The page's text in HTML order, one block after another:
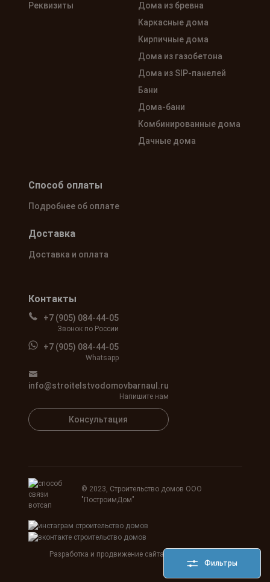
Фильтры
Реквизиты
Дома из бревна
Каркасные дома
Кирпичные дома
Дома из газобетона
Дома из SIP-панелей
Бани
Дома-бани
Комбинированные дома
Дачные дома
Контакты
+7 (905) 084-44-05
Звонок по России
+7 (905) 084-44-05
Whatsapp
info@stroitelstvodomovbarnaul.ru
Напишите нам
Консультация
Способ оплаты
Подробнее об оплате
Доставка
Доставка и оплата
© 2023, Строительство домов ООО
"ПостроимДом"
Разработка и продвижение сайта